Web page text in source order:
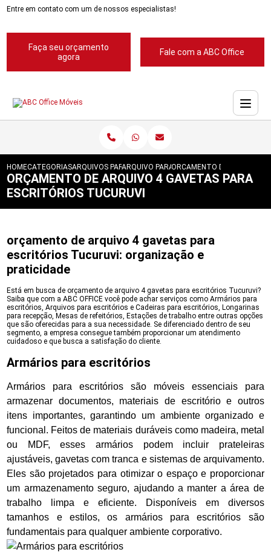
Entre em contato com um de nossos especialistas!
Faça seu orçamento
agora
Fale com a ABC Office
HOMECATEGORIASARQUIVOS PARA ESCRITORIOS
ARQUIVO PARA ESCRITORIOS PASTA
ORCAMENTO DE ARQUIVO 4
ORÇAMENTO DE ARQUIVO 4 GAVETAS PARA
ESCRITÓRIOS TUCURUVI
orçamento de arquivo 4 gavetas para
escritórios Tucuruvi: organização e
praticidade
Está em busca de orçamento de arquivo 4 gavetas para escritórios Tucuruvi?
Saiba que com a ABC OFFICE você pode achar serviços como Armários para
escritórios, Arquivos para escritórios e Cadeiras para escritórios, Longarinas
para recepção, Mesas de refeitórios, Estações de trabalho entre outras opções
que são oferecidas para a sua necessidade. Se diferenciado dentro de seu
segmento, a empresa consegue também proporcionar um atendimento
cuidadoso e que busca a satisfação do cliente.
Armários para escritórios
Armários para escritórios são móveis essenciais para
armazenar documentos, materiais de escritório e outros
itens importantes, garantindo um ambiente organizado e
funcional. Feitos de materiais duráveis como madeira, metal
ou MDF, esses armários podem incluir prateleiras
ajustáveis, gavetas com tranca e sistemas de arquivamento.
Eles são projetados para otimizar o espaço e proporcionar
um armazenamento seguro, ajudando a manter a área de
trabalho limpa e eficiente. Disponíveis em diversos
tamanhos e estilos, os armários para escritórios são
fundamentais para qualquer ambiente corporativo.